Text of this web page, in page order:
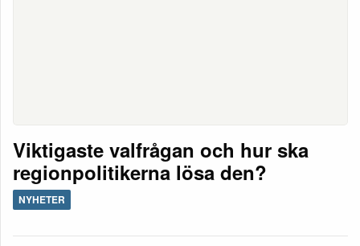
Viktigaste valfrågan och hur ska
regionpolitikerna lösa den?
NYHETER